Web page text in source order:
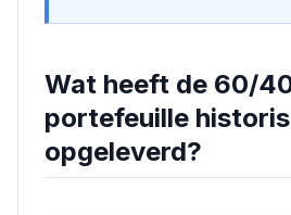
Wat heeft de 60/
portefeuille
opgeleverd?